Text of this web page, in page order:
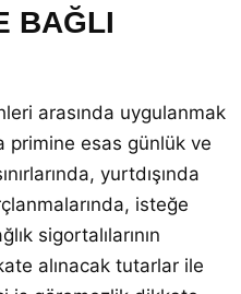
BAĞLI
arasında uygulanmak
primine esas günlük ve
yurtdışında
isteğe
sigortalılarının
alınacak tutarlar ile